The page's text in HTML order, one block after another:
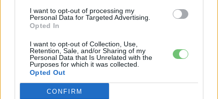
I want to opt-out of processing my
Personal Data for Targeted Advertising.
Opted In
I want to opt-out of Collection, Use,
Retention, Sale, and/or Sharing of my
Personal Data that Is Unrelated with the
Purposes for which it was collected.
Opted Out
CONFIRM